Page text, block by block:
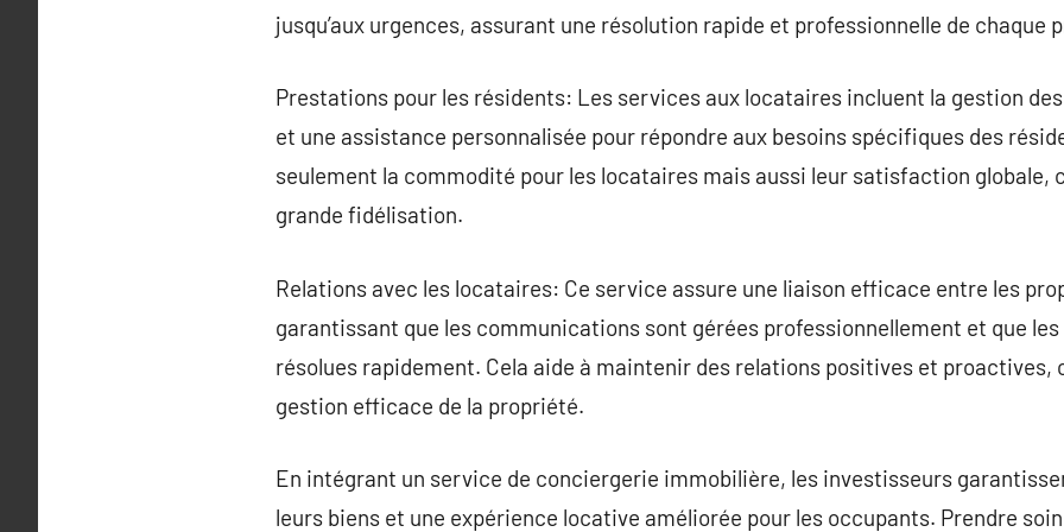
jusqu’aux urgences, assurant une résolution rapide et professionnelle de chaque
Prestations pour les résidents: Les services aux locataires incluent la gestion
et une assistance personnalisée pour répondre aux besoins spécifiques des
seulement la commodité pour les locataires mais aussi leur satisfaction globale,
grande fidélisation.
Relations avec les locataires: Ce service assure une liaison efficace entre les
garantissant que les communications sont gérées professionnellement et que
résolues rapidement. Cela aide à maintenir des relations positives et proactives,
gestion efficace de la propriété.
En intégrant un service de conciergerie immobilière, les investisseurs
leurs biens et une expérience locative améliorée pour les occupants. Prendre